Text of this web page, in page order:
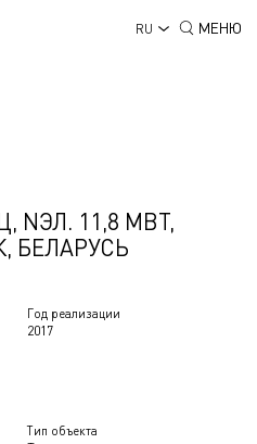
RU МЕНЮ
Год реализации
2017
Тип объекта
NЭЛ. 11,8 МВТ,
БЕЛАРУСЬ